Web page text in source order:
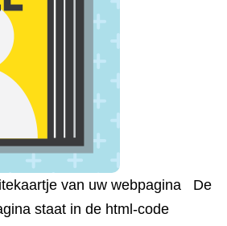
van uw webpagina De
staat in de html-code